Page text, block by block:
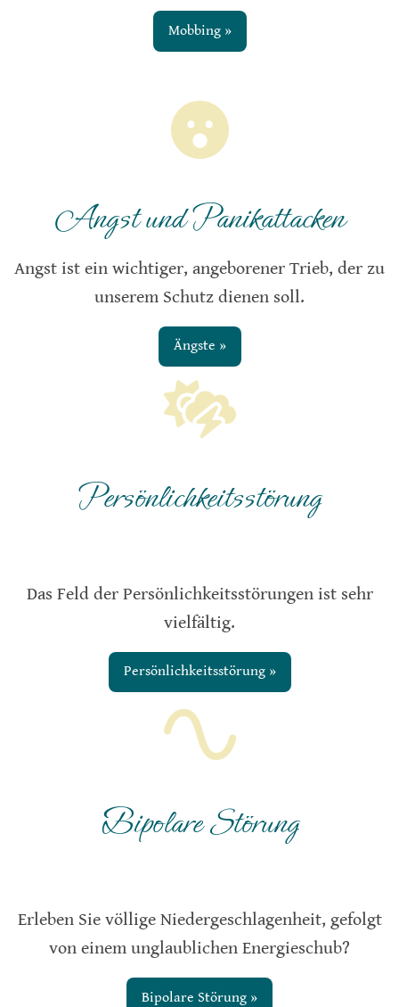
Mobbing »
Angst und Panikattacken
Angst ist ein wichtiger, angeborener Trieb, der zu
unserem Schutz dienen soll.
Ängste »
Persönlichkeitsstörung
Das Feld der Persönlichkeitsstörungen ist sehr
vielfältig.
Persönlichkeitsstörung »
Bipolare Störung
Erleben Sie völlige Niedergeschlagenheit, gefolgt
von einem unglaublichen Energieschub?
Bipolare Störung »